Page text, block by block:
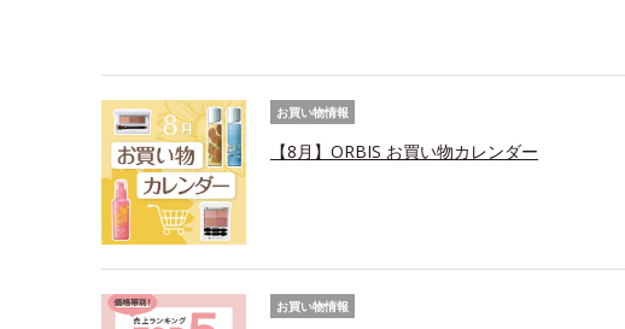
お買い物情報
【8月】ORBIS お買い物カレンダー
お買い物情報